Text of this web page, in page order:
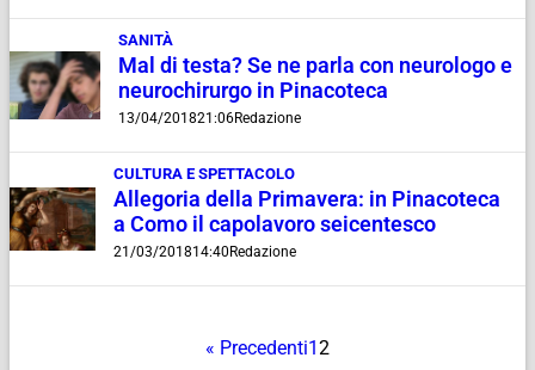
SANITÀ
Mal di testa? Se ne parla con neurologo e
neurochirurgo in Pinacoteca
13/04/201821:06Redazione
CULTURA E SPETTACOLO
Allegoria della Primavera: in Pinacoteca
a Como il capolavoro seicentesco
21/03/201814:40 Redazione
« Precedenti12